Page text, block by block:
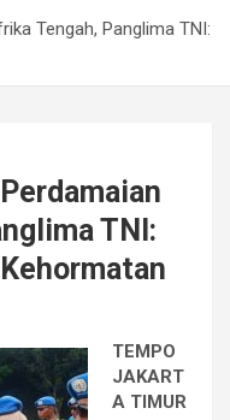
Tengah, Panglima TNI:
TNI:
TEMPO
JAKART
A TIMUR